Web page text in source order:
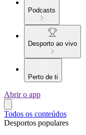
Podcasts
Desporto ao vivo
Perto de ti
Abrir o app
Todos os conteúdos
Desportos populares